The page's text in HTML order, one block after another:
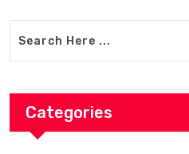
Categories